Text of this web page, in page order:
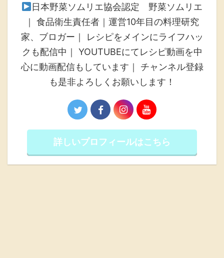
日本野菜ソムリエ協会認定 野菜ソムリエ
｜ 食品衛生責任者｜運営10年目の料理研究
家、ブロガー｜ レシピをメインにライフハッ
クも配信中｜ YOUTUBEにてレシピ動画を中
心に動画配信もしています｜ チャンネル登録
も是非よろしくお願いします！
詳しいプロフィールはこちら